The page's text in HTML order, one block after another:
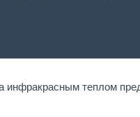
теплом